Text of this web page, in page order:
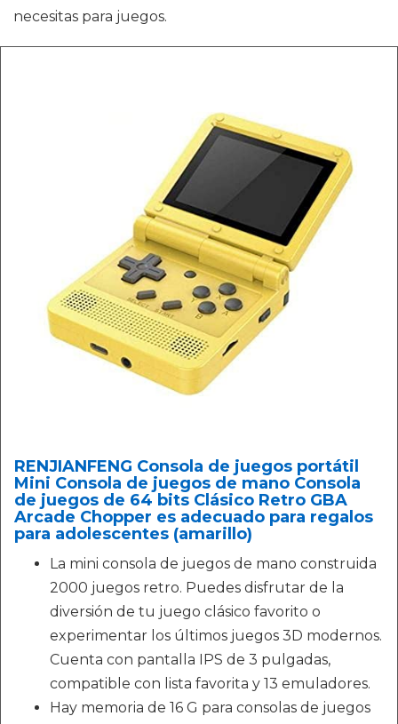
necesitas para juegos.
RENJIANFENG Consola de juegos portátil
Mini Consola de juegos de mano Consola
de juegos de 64 bits Clásico Retro GBA
Arcade Chopper es adecuado para regalos
para adolescentes (amarillo)
La mini consola de juegos de mano construida
2000 juegos retro. Puedes disfrutar de la
diversión de tu juego clásico favorito o
experimentar los últimos juegos 3D modernos.
Cuenta con pantalla IPS de 3 pulgadas,
compatible con lista favorita y 13 emuladores.
Hay memoria de 16 G para consolas de juegos